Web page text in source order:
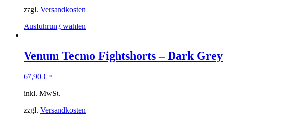
zzgl. Versandkosten
Ausführung wählen
Venum Tecmo Fightshorts – Dark Grey
67,90 € *
inkl. MwSt.
zzgl. Versandkosten